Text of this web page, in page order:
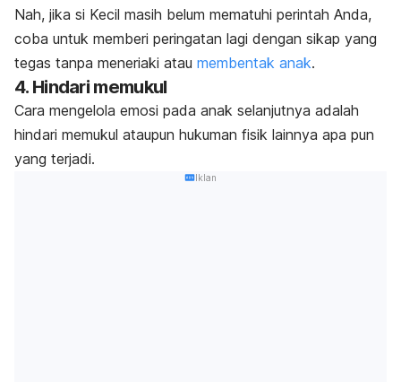
Nah, jika si Kecil masih belum mematuhi perintah Anda,
coba untuk memberi peringatan lagi dengan sikap yang
tegas tanpa meneriaki atau membentak anak.
4. Hindari memukul
Cara mengelola emosi pada anak selanjutnya adalah
hindari memukul ataupun hukuman fisik lainnya apa pun
yang terjadi.
Iklan